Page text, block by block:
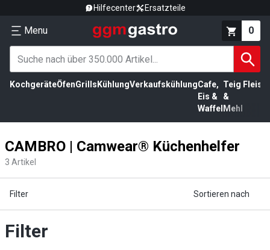
Hilfecenter Ersatzteile
Menu 0
KochgeräteÖfenGrills KühlungVerkaufskühlungCafe,
Eis &
Waffel
Teig
&
Mehl
CAMBRO | Camwear® Küchenhelfer
3 Artikel
Filter Sortieren nach
Filter